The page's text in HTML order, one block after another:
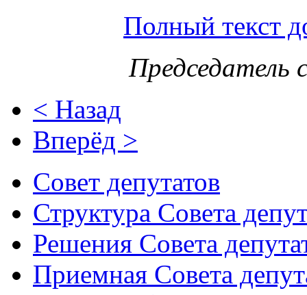
Полный текст
Председатель
< Назад
Вперёд >
Совет депутатов
Структура Совета
Решения Совета
Приемная Совета